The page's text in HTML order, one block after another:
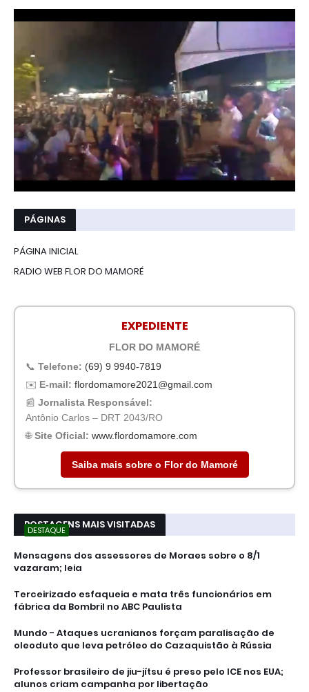
PÁGINAS
PÁGINA INICIAL
RADIO WEB FLOR DO MAMORÉ
EXPEDIENTE
FLOR DO MAMORÉ
📞 Telefone: (69) 9 9940-7819
✉️ E-mail: flordomamore2021@gmail.com
📰 Jornalista Responsável:
Antônio Carlos – DRT 2043/RO
🌐Site Oficial: www.flordomamore.com
Saiba mais sobre o Flor do Mamoré
POSTAGENS MAIS VISITADAS
DESTAQUE
Mensagens dos assessores de Moraes sobre o 8/1
vazaram; leia
Terceirizado esfaqueia e mata três funcionários em
fábrica da Bombril no ABC Paulista
Mundo - Ataques ucranianos forçam paralisação de
oleoduto que leva petróleo do Cazaquistão à Rússia
Professor brasileiro de jiu-jítsu é preso pelo ICE nos EUA;
alunos criam campanha por libertação